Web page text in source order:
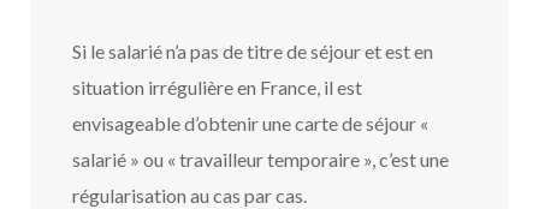
Si le salarié n’a pas de titre de séjour et est en
situation irrégulière en France, il est
envisageable d’obtenir une carte de séjour «
salarié » ou « travailleur temporaire », c’est une
régularisation au cas par cas.